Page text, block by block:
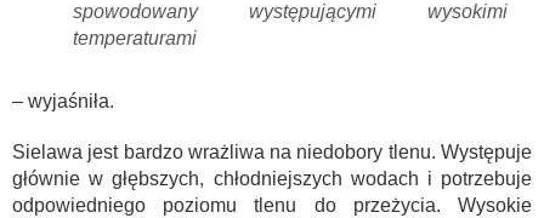
spowodowany występującymi wysokimi
temperaturami
– wyjaśniła.
Sielawa jest bardzo wrażliwa na niedobory tlenu. Występuje
głównie w głębszych, chłodniejszych wodach i potrzebuje
odpowiedniego poziomu tlenu do przeżycia. Wysokie